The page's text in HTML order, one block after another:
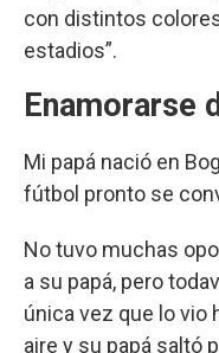
con distintos
estadios”.
Enamorarse
Mi papá nació en
fútbol pronto se
No tuvo muchas
a su papá, pero
única vez que lo vio
aire y su papá saltó